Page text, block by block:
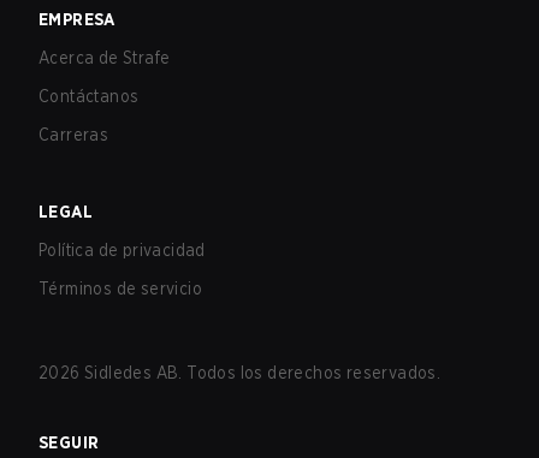
EMPRESA
Acerca de Strafe
Contáctanos
Carreras
LEGAL
Política de privacidad
Términos de servicio
2026 Sidledes AB. Todos los derechos reservados.
SEGUIR